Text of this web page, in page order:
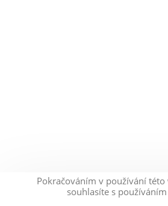
Pokračováním v používání
souhlasíte s